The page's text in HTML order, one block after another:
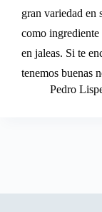
gran variedad en
como
en jaleas. Si te
tenemos buenas
Pedro